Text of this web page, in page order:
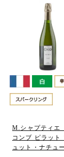
M.シャプティエ
コンブ ピラット
ュット・ナチュ